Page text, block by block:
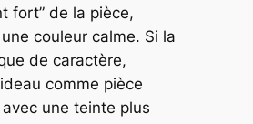
fort” de la pièce,
couleur calme. Si la
de caractère,
comme pièce
une teinte plus